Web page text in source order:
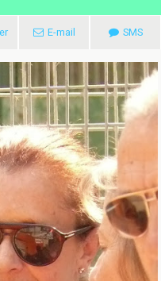
E-mail SMS